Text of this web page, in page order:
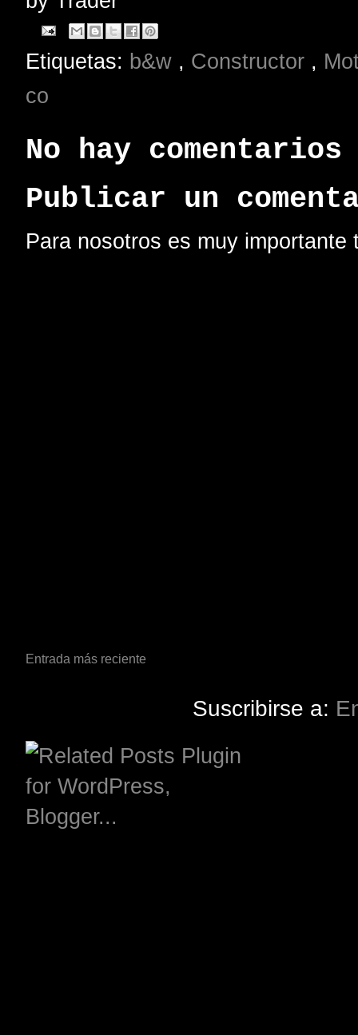
Etiquetas: b&w , Constructor ,
co
No hay
Publicar un
Para nosotros es muy
Entrada más reciente
Suscribirse a: